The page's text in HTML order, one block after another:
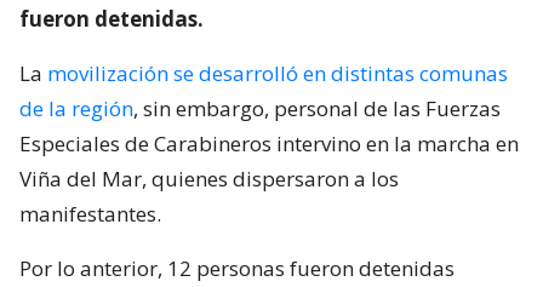
fueron detenidas.
La movilización se desarrolló en distintas comunas
de la región, sin embargo, personal de las Fuerzas
Especiales de Carabineros intervino en la marcha en
Viña del Mar, quienes dispersaron a los
manifestantes.
Por lo anterior, 12 personas fueron detenidas